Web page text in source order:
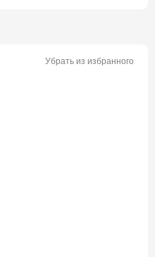
Убрать из избранного